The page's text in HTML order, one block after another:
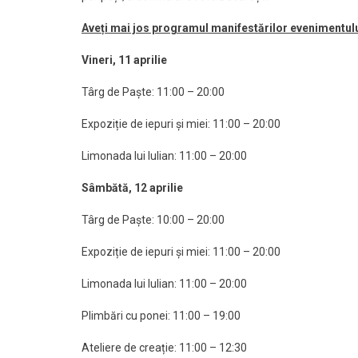
Aveți mai jos programul manifestărilor
Vineri, 11 aprilie
Târg de Paște: 11:00 – 20:00
Expoziție de iepuri și miei: 11:00 – 20:00
Limonada lui Iulian: 11:00 – 20:00
Sâmbătă, 12 aprilie
Târg de Paște: 10:00 – 20:00
Expoziție de iepuri și miei: 11:00 – 20:00
Limonada lui Iulian: 11:00 – 20:00
Plimbări cu ponei: 11:00 – 19:00
Ateliere de creație: 11:00 – 12:30